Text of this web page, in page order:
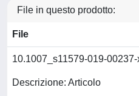
File in questo prodotto:
File
10.1007_s11579-019-
Descrizione: Articolo